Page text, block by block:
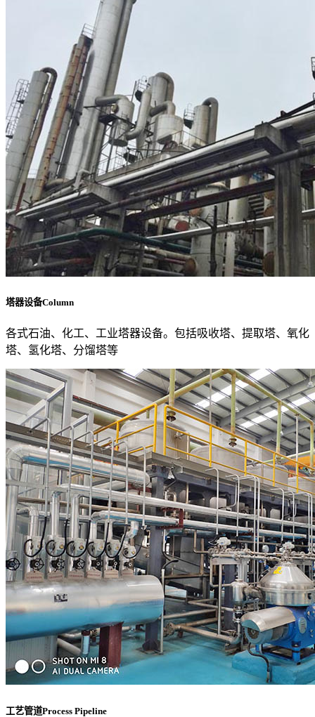
塔器设备Column
各式石油、化工、工业塔器设备。包括吸收塔、提取塔、氧化
塔、氢化塔、分馏塔等
工艺管道Process Pipeline